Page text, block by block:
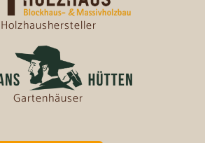
Holzhaushersteller
Gartenhäuser